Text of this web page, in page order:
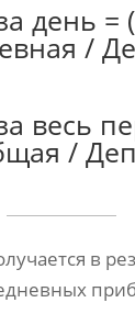
день = (
/
весь
/
в